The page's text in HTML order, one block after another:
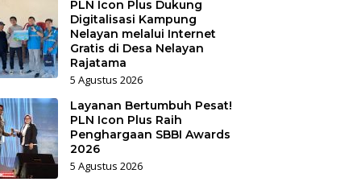
PLN Icon Plus Dukung
Digitalisasi Kampung
Nelayan melalui Internet
Gratis di Desa Nelayan
Rajatama
5 Agustus 2026
Layanan Bertumbuh Pesat!
PLN Icon Plus Raih
Penghargaan SBBI Awards
2026
5 Agustus 2026